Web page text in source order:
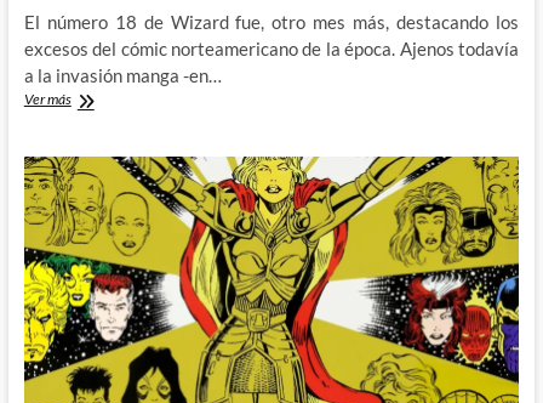
El número 18 de Wizard fue, otro mes más, destacando los
excesos del cómic norteamericano de la época. Ajenos todavía
a la invasión manga -en…
Ver másMichelinie
Veneno:
Wizard,
The
Guide
to
Comics
#18
(I)